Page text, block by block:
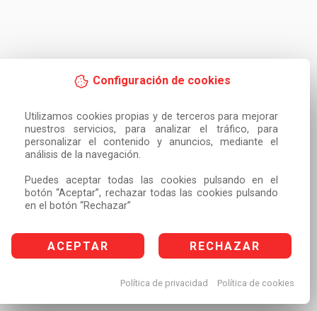
Configuración de cookies
Utilizamos cookies propias y de terceros para mejorar
nuestros servicios, para analizar el tráfico, para
personalizar el contenido y anuncios, mediante el
análisis de la navegación.
Puedes aceptar todas las cookies pulsando en el
botón “Aceptar”, rechazar todas las cookies pulsando
en el botón “Rechazar”
ACEPTAR RECHAZAR
Política de privacidad Política de cookies